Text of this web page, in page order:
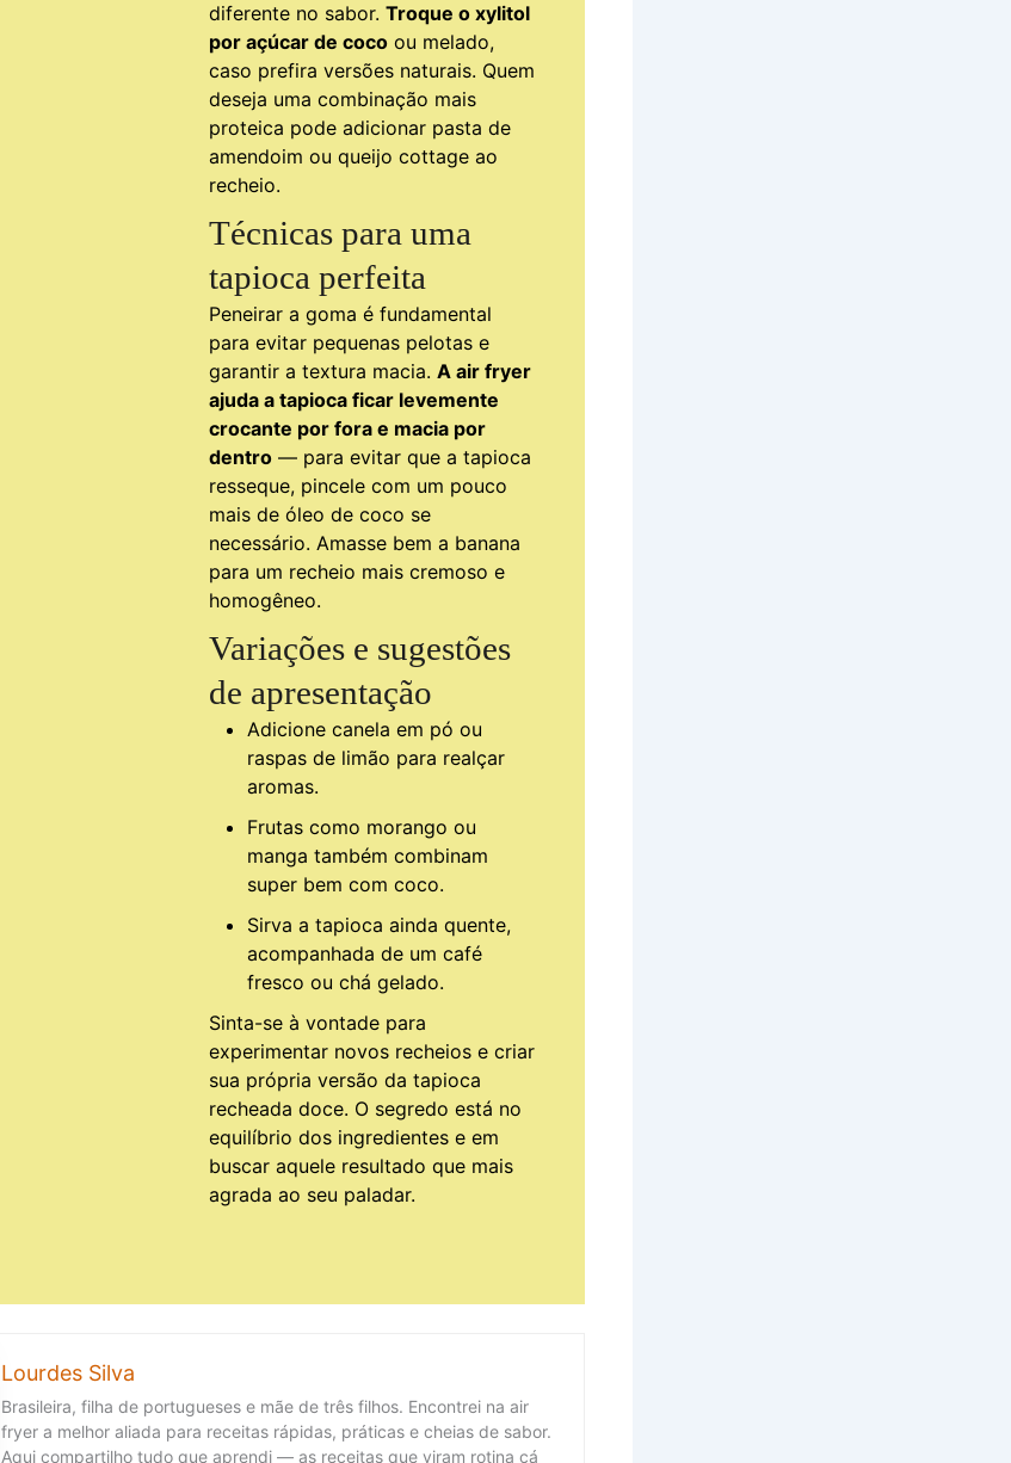
diferente no sabor. Troque o xylitol
por açúcar de coco ou melado,
caso prefira versões naturais. Quem
deseja uma combinação mais
proteica pode adicionar pasta de
amendoim ou queijo cottage ao
recheio.
Técnicas para uma
tapioca perfeita
Peneirar a goma é fundamental
para evitar pequenas pelotas e
garantir a textura macia. A air fryer
ajuda a tapioca ficar levemente
crocante por fora e macia por
dentro — para evitar que a tapioca
resseque, pincele com um pouco
mais de óleo de coco se
necessário. Amasse bem a banana
para um recheio mais cremoso e
homogêneo.
Variações e sugestões
de apresentação
Adicione canela em pó ou
raspas de limão para realçar
aromas.
Frutas como morango ou
manga também combinam
super bem com coco.
Sirva a tapioca ainda quente,
acompanhada de um café
fresco ou chá gelado.
Sinta-se à vontade para
experimentar novos recheios e criar
sua própria versão da tapioca
recheada doce. O segredo está no
equilíbrio dos ingredientes e em
buscar aquele resultado que mais
agrada ao seu paladar.
Lourdes Silva
Brasileira, filha de portugueses e mãe de três filhos. Encontrei na air
fryer a melhor aliada para receitas rápidas, práticas e cheias de sabor.
Aqui compartilho tudo que aprendi — as receitas que viram rotina cá